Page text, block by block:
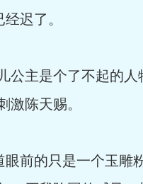
迟了。
主是个了不起的人
陈天赐。
的只是一个玉雕